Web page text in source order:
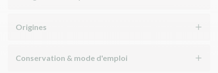
Origines
Conservation & mode d'emploi